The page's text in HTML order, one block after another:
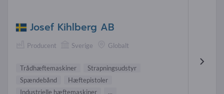
Josef Kihlberg AB
Producent Sverige Globalt
Trådhæftemaskiner
Strapningsudstyr
Spændebånd
Hæftepistoler
Industrielle hæftemaskiner
...